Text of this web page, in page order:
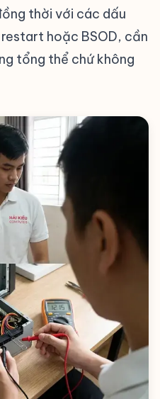
thời với các dấu
hoặc BSOD, cần
tổng thể chứ không